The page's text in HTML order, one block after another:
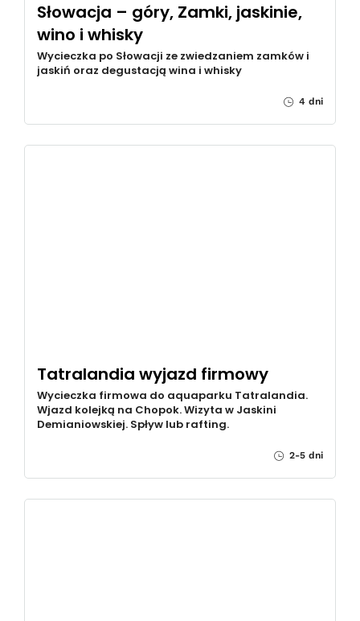
Słowacja – góry, Zamki, jaskinie,
wino i whisky
Wycieczka po Słowacji ze zwiedzaniem zamków i
jaskiń oraz degustacją wina i whisky
4 dni
Tatralandia wyjazd firmowy
Wycieczka firmowa do aquaparku Tatralandia.
Wjazd kolejką na Chopok. Wizyta w Jaskini
Demianiowskiej. Spływ lub rafting.
2-5 dni